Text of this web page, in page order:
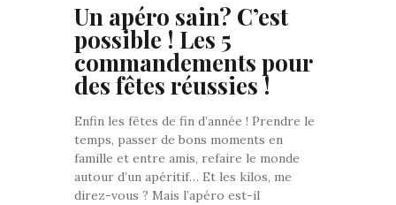
Un apéro sain? C’est
possible ! Les 5
commandements pour
des fêtes réussies !
Enfin les fêtes de fin d’année ! Prendre le
temps, passer de bons moments en
famille et entre amis, refaire le monde
autour d’un apéritif… Et les kilos, me
direz-vous ? Mais l’apéro est-il